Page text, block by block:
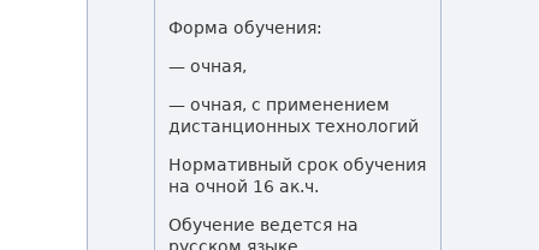
Форма обучения:
— очная,
— очная, с применением
дистанционных технологий
Нормативный срок обучения
на очной 16 ак.ч.
Обучение ведется на
русском языке.